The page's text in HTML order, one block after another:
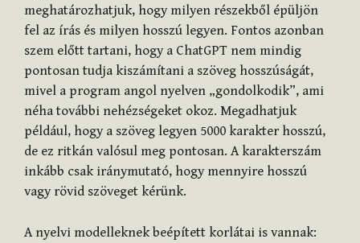
meghatározhatjuk, hogy milyen részekből épüljön
fel az írás és milyen hosszú legyen. Fontos azonban
szem előtt tartani, hogy a ChatGPT nem mindig
pontosan tudja kiszámítani a szöveg hosszúságát,
mivel a program angol nyelven „gondolkodik”, ami
néha további nehézségeket okoz. Megadhatjuk
például, hogy a szöveg legyen 5000 karakter hosszú,
de ez ritkán valósul meg pontosan. A karakterszám
inkább csak iránymutató, hogy mennyire hosszú
vagy rövid szöveget kérünk.
A nyelvi modelleknek beépített korlátai is vannak: